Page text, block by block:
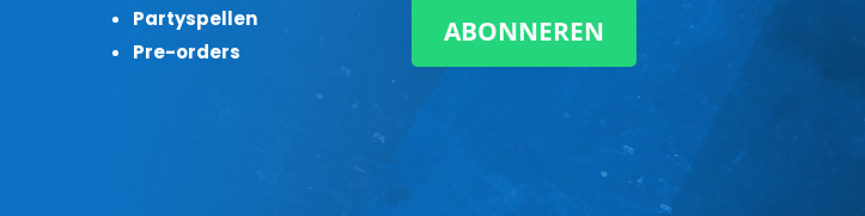
Partyspellen
Pre-orders
ABONNEREN